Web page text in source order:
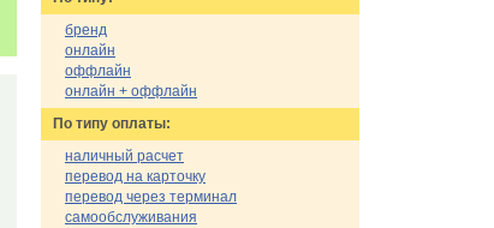
бренд
онлайн
оффлайн
онлайн + оффлайн
По типу оплаты:
наличный расчет
перевод на карточку
перевод через терминал
самообслуживания